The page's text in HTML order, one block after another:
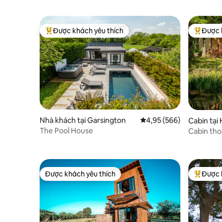
Được khách yêu thích nhất
Được khách yêu thích
Nhà khách tại Garsington Xếp hạng trung bình
4,95 (566)
The Pool House
Được
Được
Cabin tại
Cabin
Được khách yêu thích
Được khách yêu thích Được
Được